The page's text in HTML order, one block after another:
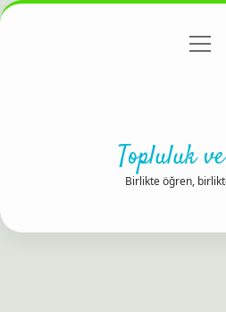
Gizlilik
Topluluk
Birlikte öğren,